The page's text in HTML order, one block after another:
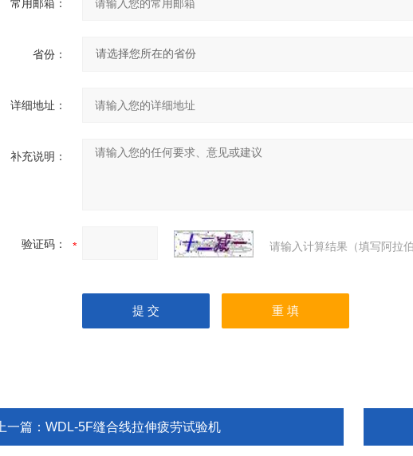
常用邮箱：
省份：
详细地址：
补充说明：
验证码： 请输入计算结果（填写阿拉
上一篇： WDL-5F缝合线拉伸疲劳试验机